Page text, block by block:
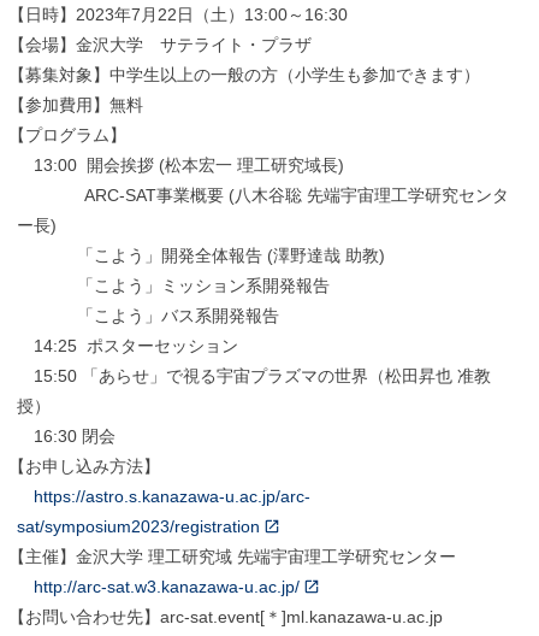
【 日時】2023年7月22日（土）13:00～16:30
【会場】金沢大学 サテライト・プラザ
【募集対象】中学生以上の一般の方（小学生も参加できます）
【参加費用】無料
【プログラム】
13:00 開会挨拶 (松本宏一 理工研究域長)
ARC-SAT事業概要 (八木谷聡 先端宇宙理工学研究センタ
ー長)
「こよう」開発全体報告 (澤野達哉 助教)
「こよう」ミッション系開発報告
「こよう」バス系開発報告
14:25 ポスターセッション
15:50 「あらせ」で視る宇宙プラズマの世界（松田昇也 准教
授）
16:30 閉会
【お申し込み方法】
https://astro.s.kanazawa-u.ac.jp/arc-
sat/symposium2023/registration
【主催】金沢大学 理工研究域 先端宇宙理工学研究センター
http://arc-sat.w3.kanazawa-u.ac.jp/
【お問い合わせ先】arc-sat.event[＊]ml.kanazawa-u.ac.jp